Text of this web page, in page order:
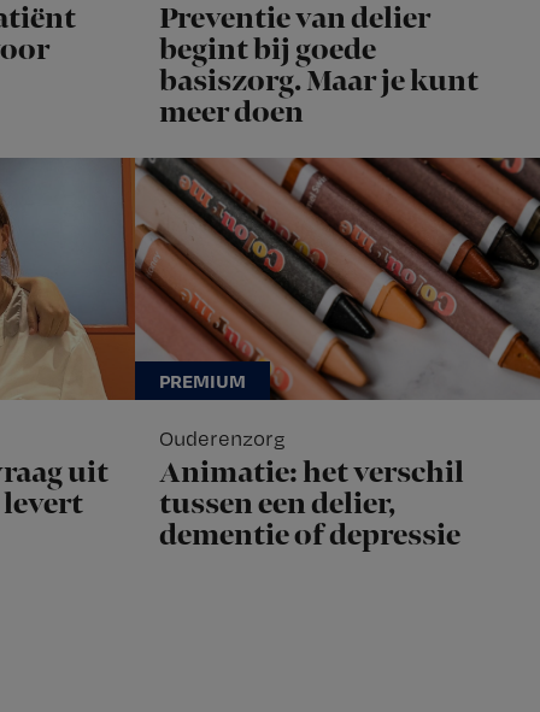
Preventie van delier
begint bij goede
basiszorg. Maar je kunt
meer doen
uit
Ouderenzorg
Animatie: het verschil
tussen een delier,
dementie of depressie